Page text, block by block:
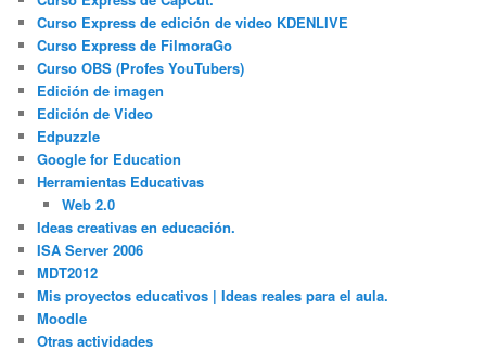
Curso Express de edición de video KDENLIVE
Curso Express de FilmoraGo
Curso OBS (Profes YouTubers)
Edición de imagen
Edición de Video
Edpuzzle
Google for Education
Herramientas Educativas
Web 2.0
Ideas creativas en educación.
ISA Server 2006
MDT2012
Mis proyectos educativos | Ideas reales para el aula.
Moodle
Otras actividades